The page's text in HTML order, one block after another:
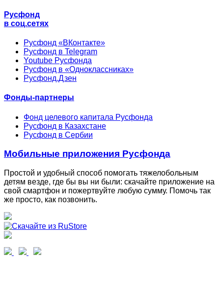
Русфонд
в соц.сетях
Русфонд «ВКонтакте»
Русфонд в Telegram
Youtube Русфонда
Русфонд в «Одноклассниках»
Русфонд.Дзен
Фонды-партнеры
Фонд целевого капитала Русфонда
Русфонд в Казахстане
Русфонд в Сербии
Мобильные приложения Русфонда
Простой и удобный способ помогать тяжелобольным
детям везде, где бы вы ни были: скачайте приложение на
свой смартфон и пожертвуйте любую сумму. Помочь так
же просто, как позвонить.